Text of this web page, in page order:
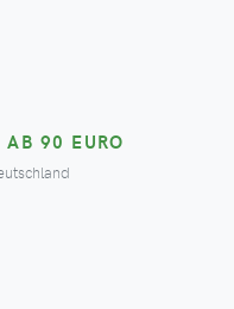
AB 90 EURO